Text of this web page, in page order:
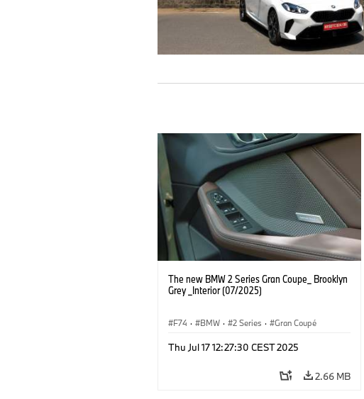
The new BMW 2 Series Gran Coupe_ Brooklyn
Grey _Interior (07/2025)
F74 · BMW · 2 Series · Gran Coupé
Thu Jul 17 12:27:30 CEST 2025
2.66 MB